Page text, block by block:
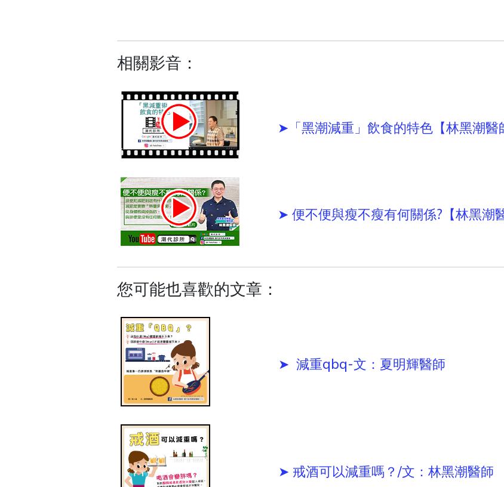
相關影音：
➤「黑潮減重」飲食的特色【林黑潮醫
➤ 便不便與瘦不瘦有何關係?【林黑潮
您可能也喜歡的文章：
➤ 減重qbq-文：夏明輝醫師
➤ 戒酒可以減重嗎？/文：林黑潮醫師